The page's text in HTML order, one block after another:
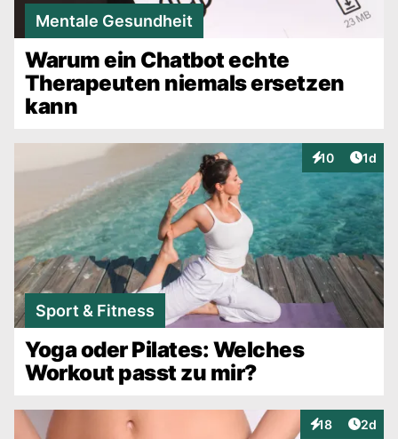
Mentale Gesundheit
Warum ein Chatbot echte
Therapeuten niemals ersetzen
kann
10
Interaktionen
1d
Sport & Fitness
Yoga oder Pilates: Welches
Workout passt zu mir?
18
Interaktionen
2d